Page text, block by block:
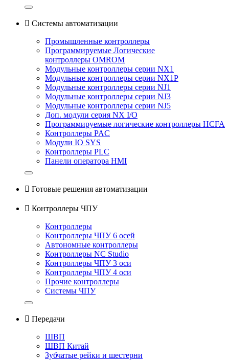
 Системы автоматизации
Промышленные контроллеры
Программируемые Логические
контроллеры OMROM
Модульные контроллеры серии NX1
Модульные контроллеры серии NX1P
Модульные контроллеры серии NJ1
Модульные контроллеры серии NJ3
Модульные контроллеры серии NJ5
Доп. модули серия NX I/O
Программируемые логические контроллеры HCFA
Контроллеры PAC
Модули IO SYS
Контроллеры PLC
Панели оператора HMI
 Готовые решения автоматизации
 Контроллеры ЧПУ
Контроллеры
Контроллеры ЧПУ 6 осей
Автономные контроллеры
Контроллеры NC Studio
Контроллеры ЧПУ 3 оси
Контроллеры ЧПУ 4 оси
Прочие контроллеры
Системы ЧПУ
 Передачи
ШВП
ШВП Китай
Зубчатые рейки и шестерни